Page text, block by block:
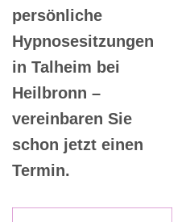
persönliche
Hypnosesitzungen
in Talheim bei
Heilbronn –
vereinbaren Sie
schon jetzt einen
Termin.